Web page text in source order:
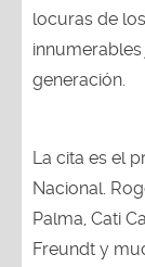
locuras de
generación.
La cita es el
Nacional.
Palma, Cati
Freundt y